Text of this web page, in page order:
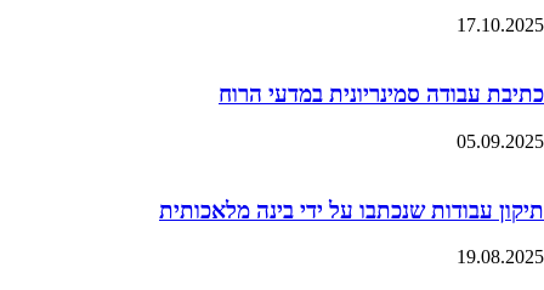
17.10.2025
כתיבת עבודה סמינריונית במדעי הרוח
05.09.2025
תיקון עבודות שנכתבו על ידי בינה מלאכותית
19.08.2025